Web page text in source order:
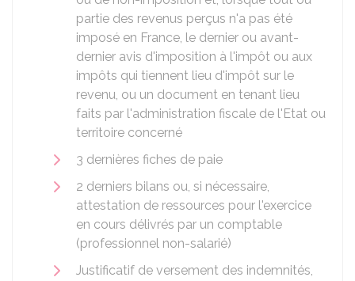
partie des revenus perçus n'a pas été
imposé en France, le dernier ou avant-
dernier avis d'imposition à l'impôt ou aux
impôts qui tiennent lieu d'impôt sur le
revenu, ou un document en tenant lieu
faits par l'administration fiscale de l'Etat ou
territoire concerné
3 dernières fiches de paie
2 derniers bilans ou, si nécessaire,
attestation de ressources pour l'exercice
en cours délivrés par un comptable
(professionnel non-salarié)
Justificatif de versement des indemnités,